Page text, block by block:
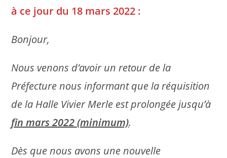
à ce jour du 18 mars 2022 :
Bonjour,
Nous venons d’avoir un retour de la
Préfecture nous informant que la réquisition
de la Halle Vivier Merle est prolongée jusqu’à
fin mars 2022 (minimum).
Dès que nous avons une nouvelle